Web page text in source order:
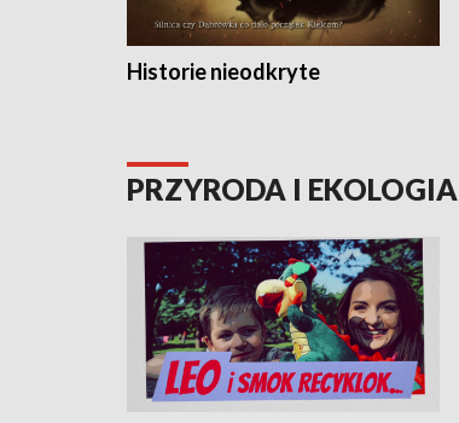
Historie nieodkryte
PRZYRODA I EKOLOGIA